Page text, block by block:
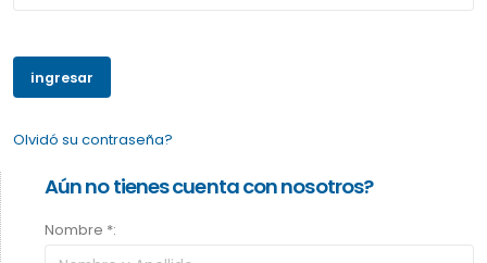
Olvidó su contraseña?
Aún no tienes cuenta con nosotros?
Nombre *: